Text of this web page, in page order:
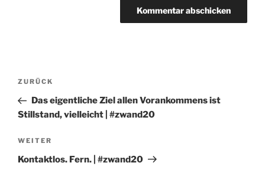
Beitragsnavigation
Vorheriger
Beitrag
ZURÜCK
Das eigentliche Ziel allen Vorankommens ist
Stillstand, vielleicht | #zwand20
Nächster
Beitrag
WEITER
Kontaktlos. Fern. | #zwand20